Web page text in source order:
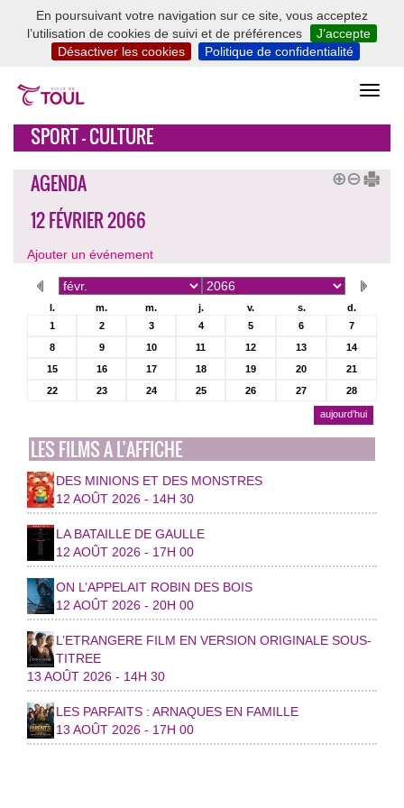
En poursuivant votre navigation sur ce site, vous acceptez
l’utilisation de cookies de suivi et de préférences
J’accepte
Désactiver les cookies
Politique de confidentialité
SPORT - CULTURE
AGENDA
12 FÉVRIER 2066
Ajouter un événement
l. m. m. j. v. s.
d.
1
2 3 4 5 6
7
8
9 10 11 12 13
14
15
16 17 18 19 20
21
22
23 24 25 26 27 28
aujourd’hui
LES FILMS A L’AFFICHE
DES MINIONS ET DES MONSTRES
12 AOÛT 2026 - 14H 30
LA BATAILLE DE GAULLE
12 AOÛT 2026 - 17H 00
ON L’APPELAIT ROBIN DES BOIS
12 AOÛT 2026 - 20H 00
L’ETRANGERE FILM EN VERSION ORIGINALE SOUS-
TITREE
13 AOÛT 2026 - 14H 30
LES PARFAITS : ARNAQUES EN FAMILLE
13 AOÛT 2026 - 17H 00